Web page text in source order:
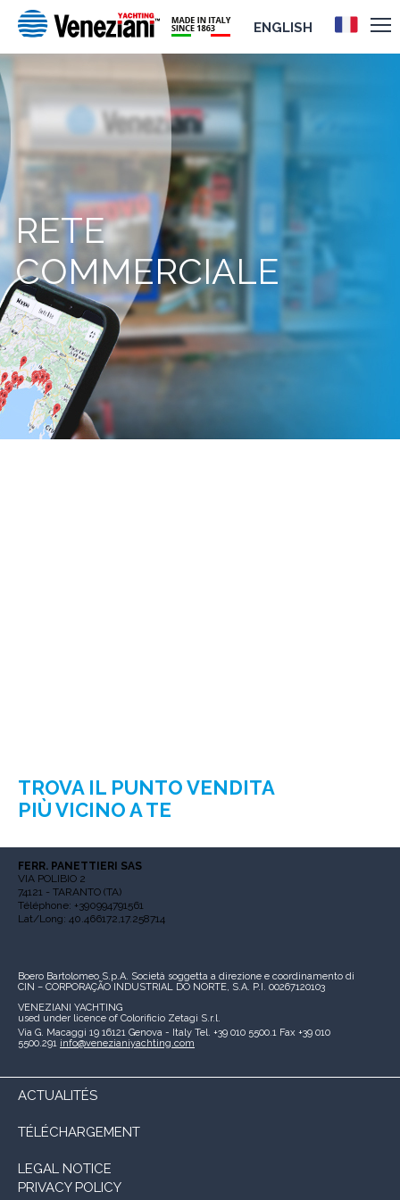
ENGLISH
RETE
COMMERCIALE
TROVA IL PUNTO VENDITA
PIÙ VICINO A TE
FERR. PANETTIERI SAS
VIA POLIBIO 2
74121 - TARANTO (TA)
Téléphone: +390994791561
Lat/Long: 40.466172,17.258714
Boero Bartolomeo S.p.A. Società soggetta a direzione e coordinamento di
CIN – CORPORAÇÃO INDUSTRIAL DO NORTE, S.A. P.I. 00267120103
VENEZIANI YACHTING
used under licence of Colorificio Zetagi S.r.l.
Via G. Macaggi 19 16121 Genova - Italy Tel. +39 010 5500.1 Fax +39 010
5500.291 info@venezianiyachting.com
ACTUALITÉS
TÉLÉCHARGEMENT
LEGAL NOTICE
PRIVACY POLICY